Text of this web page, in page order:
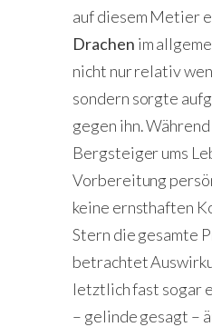
auf diesem Metier
Drachen im
nicht nur relativ
sondern sorgte
gegen ihn.
Bergsteiger ums
Vorbereitung
keine ernsthaften
Stern die gesamte
betrachtet
letztlich fast sogar
– gelinde gesagt –